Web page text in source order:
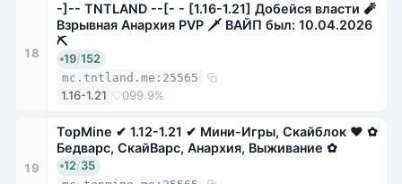
18
-]-- TNTLAND --[- - [1.16-1.21] Добейся власти 🧨
Взрывная Анархия PVP 🗡 ВАЙП был: 10.04.2026
⛏
19/152
mc.tntland.me:25565
1.16-1.21 099.9%
19
TopMine ✔ 1.12-1.21 ✔ Мини-Игры, Скайблок ❤ ✿
Бедварс, СкайВарс, Анархия, Выживание ✿
12/35